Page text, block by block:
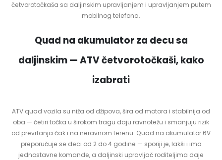
četvorotočkaša sa daljinskim upravljanjem i upravljanjem putem
mobilnog telefona.
Quad na akumulator za decu sa
daljinskim — ATV četvorotočkaši, kako
izabrati
ATV quad vozila su niža od džipova, šira od motora i stabilnija od
oba — četiri točka u širokom tragu daju ravnotežu i smanjuju rizik
od prevrtanja čak i na neravnom terenu. Quad na akumulator 6V
preporučuje se deci od 2 do 4 godine — sporiji je, lakši i ima
jednostavne komande, a daljinski upravljač roditeljima daje